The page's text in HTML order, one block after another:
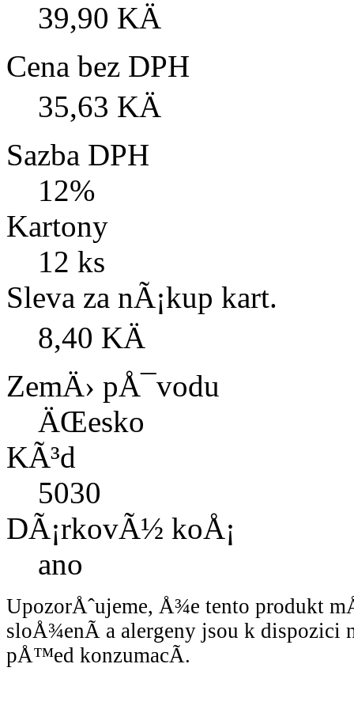
39,90 KÄ
Cena bez DPH
35,63 KÄ
Sazba DPH
12%
Kartony
12 ks
Sleva za nÃ¡kup kart.
8,40 KÄ
ZemÄ› pÅ¯vodu
ÄŒesko
KÃ³d
5030
DÃ¡rkovÃ½ koÅ¡
ano
UpozorÅˆujeme, Å¾e tento produkt
sloÅ¾enÃ­ a alergeny jsou k dispozici
pÅ™ed konzumacÃ­.